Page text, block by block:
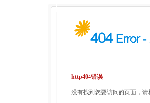
http404错误
没有找到您要访问的页面，